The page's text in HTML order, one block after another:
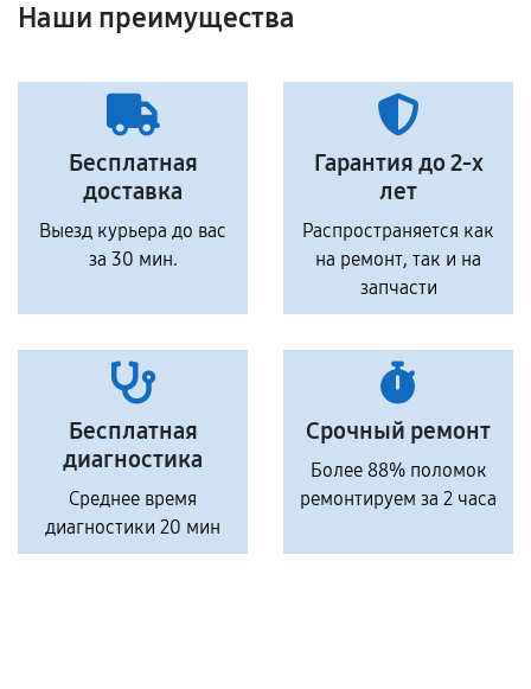
Наши преимущества
Бесплатная
доставка
Выезд курьера до вас
за 30 мин.
Гарантия до 2-х
лет
Распространяется как
на ремонт, так и на
запчасти
Бесплатная
диагностика
Среднее время
диагностики 20 мин
Срочный ремонт
Более 88% поломок
ремонтируем за 2 часа